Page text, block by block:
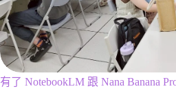
有了 NotebookLM 跟 Nana Banana